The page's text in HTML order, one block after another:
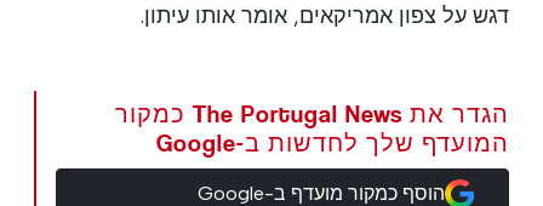
דגש על צפון אמריקאים, אומר אותו עיתון.
הגדר את The Portugal News כמקור
המועדף שלך לחדשות ב-Google
הוסף כמקור מועדף ב-Google